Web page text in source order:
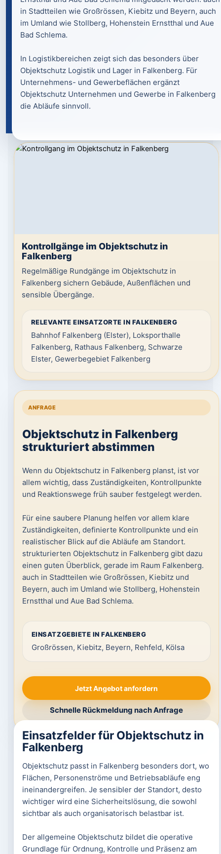
in Stadtteilen wie Großrössen, Kiebitz und Beyern, auch
im Umland wie Stollberg, Hohenstein Ernstthal und Aue
Bad Schlema.
In Logistikbereichen zeigt sich das besonders über
Objektschutz Logistik und Lager in Falkenberg. Für
Unternehmens- und Gewerbeflächen ergänzt
Objektschutz Unternehmen und Gewerbe in Falkenberg
die Abläufe sinnvoll.
Kontrollgänge im Objektschutz in
Falkenberg
Regelmäßige Rundgänge im Objektschutz in
Falkenberg sichern Gebäude, Außenflächen und
sensible Übergänge.
RELEVANTE EINSATZORTE IN FALKENBERG
Bahnhof Falkenberg (Elster), Loksporthalle
Falkenberg, Rathaus Falkenberg, Schwarze
Elster, Gewerbegebiet Falkenberg
ANFRAGE
Objektschutz in Falkenberg
strukturiert abstimmen
Wenn du Objektschutz in Falkenberg planst, ist vor
allem wichtig, dass Zuständigkeiten, Kontrollpunkte
und Reaktionswege früh sauber festgelegt werden.
Für eine saubere Planung helfen vor allem klare
Zuständigkeiten, definierte Kontrollpunkte und ein
realistischer Blick auf die Abläufe am Standort.
strukturierten Objektschutz in Falkenberg gibt dazu
einen guten Überblick, gerade im Raum Falkenberg.
auch in Stadtteilen wie Großrössen, Kiebitz und
Beyern, auch im Umland wie Stollberg, Hohenstein
Ernstthal und Aue Bad Schlema.
EINSATZGEBIETE IN FALKENBERG
Großrössen, Kiebitz, Beyern, Rehfeld, Kölsa
Jetzt Angebot anfordern
Schnelle Rückmeldung nach Anfrage
Einsatzfelder für Objektschutz in
Falkenberg
Objektschutz passt in Falkenberg besonders dort, wo
Flächen, Personenströme und Betriebsabläufe eng
ineinandergreifen. Je sensibler der Standort, desto
wichtiger wird eine Sicherheitslösung, die sowohl
sichtbar als auch organisatorisch belastbar ist.
Der allgemeine Objektschutz bildet die operative
Grundlage für Ordnung, Kontrolle und Präsenz am